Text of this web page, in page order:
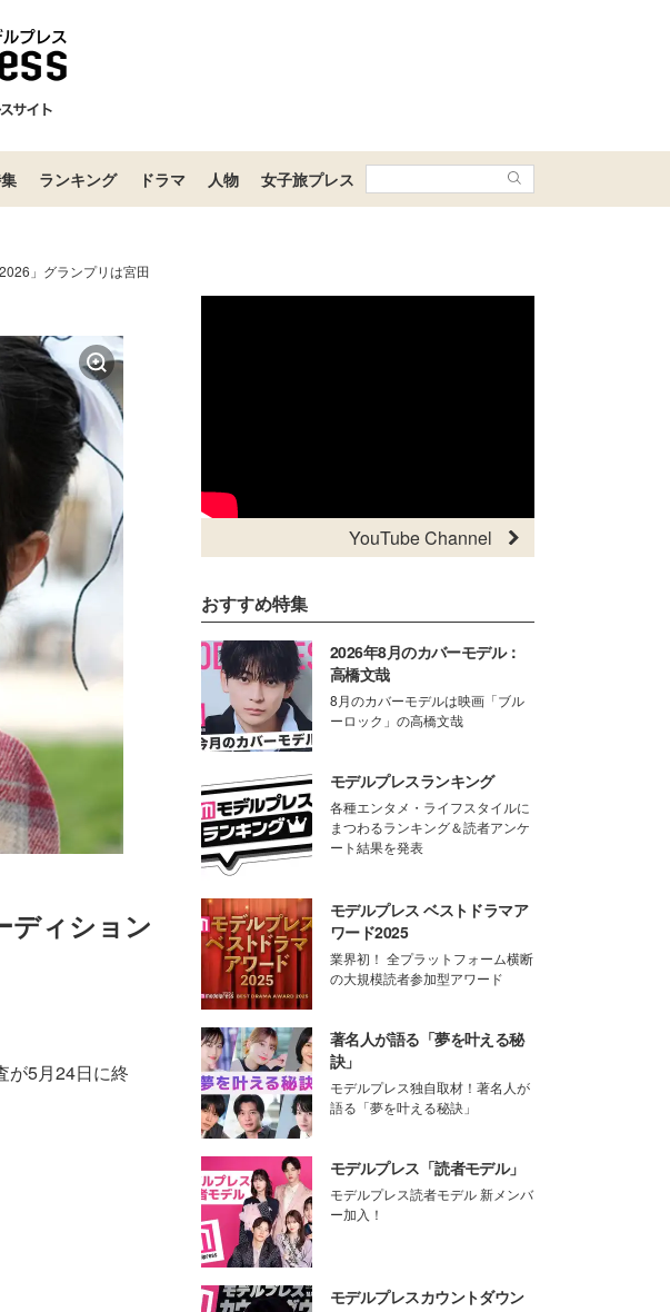
ランキング ドラマ 人物 女子旅プレス
」グランプリは宮田
ディション
が5月24日に終
YouTube Channel
おすすめ特集
2026年8月のカバーモデル：
高橋文哉
8月のカバーモデルは映画「ブル
ーロック」の高橋文哉
モデルプレスランキング
各種エンタメ・ライフスタイルに
まつわるランキング＆読者アンケ
ート結果を発表
モデルプレス ベストドラマア
ワード2025
業界初！ 全プラットフォーム横断
の大規模読者参加型アワード
著名人が語る「夢を叶える秘
訣」
モデルプレス独自取材！著名人が
語る「夢を叶える秘訣」
モデルプレス「読者モデル」
モデルプレス読者モデル 新メンバ
ー加入！
モデルプレスカウントダウン